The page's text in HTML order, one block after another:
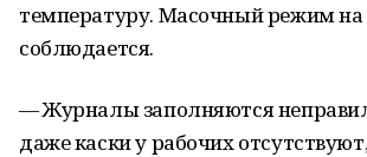
температуру. Масочный режим на
соблюдается.
— Журналы заполняются
даже каски у рабочих